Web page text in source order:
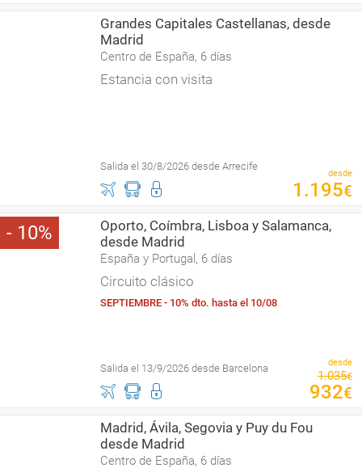
Grandes Capitales Castellanas, desde
Madrid
Centro de España, 6 días
Estancia con visita
Salida el 30/8/2026 desde Arrecife
desde
1 .195€
10
Oporto, Coímbra, Lisboa y Salamanca,
desde Madrid
España y Portugal, 6 días
Circuito clásico
SEPTIEMBRE - 10% dto. hasta el 10/08
Salida el 13/9/2026 desde Barcelona desde
1.035€
932€
Madrid, Ávila, Segovia y Puy du Fou
desde Madrid
Centro de España, 6 días